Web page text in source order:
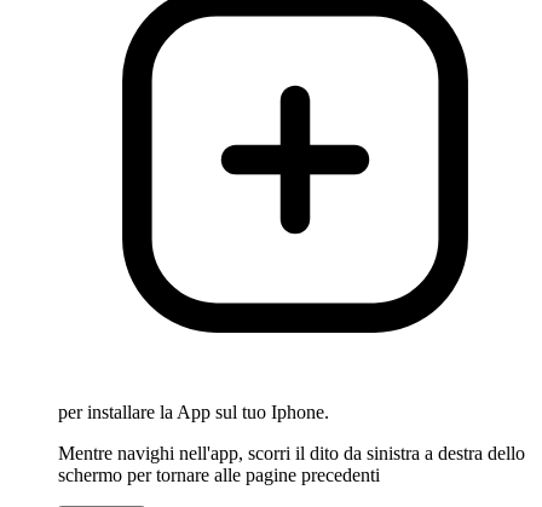
per installare la App sul tuo Iphone.
Mentre navighi nell'app, scorri il dito da sinistra a destra dello
schermo per tornare alle pagine precedenti